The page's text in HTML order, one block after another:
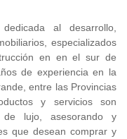
al desarrollo,
especializados
en en el sur de
de experiencia en la
entre las Provincias
y servicios son
de lujo, asesorando y
que desean comprar y